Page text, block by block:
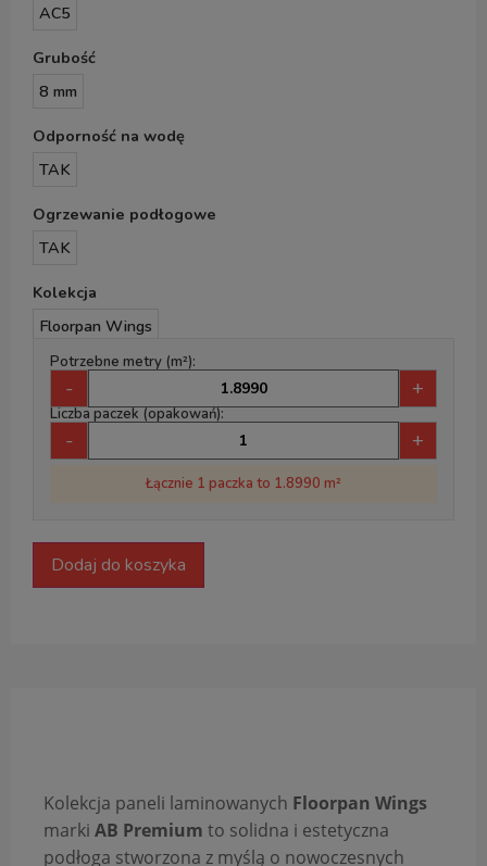
AC5
Grubość
8 mm
Odporność na wodę
TAK
Ogrzewanie podłogowe
TAK
Kolekcja
Floorpan Wings
Potrzebne metry (m²):
- +
Liczba paczek (opakowań):
- +
Łącznie 1 paczka to 1.8990 m²
Dodaj do koszyka
Kolekcja paneli laminowanych Floorpan Wings
marki AB Premium to solidna i estetyczna
podłoga stworzona z myślą o nowoczesnych